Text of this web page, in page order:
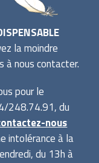
la moindre
à nous contacter.
pour le
248.74.91, du
nous
intolérance à la
du 13h à